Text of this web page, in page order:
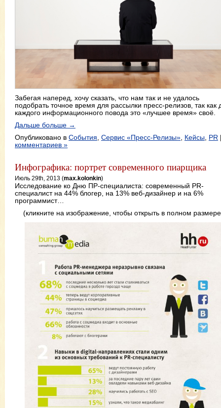
Забегая наперед, хочу сказать, что нам так и не удалось
подобрать точное время для рассылки пресс-релизов, так как
каждого информационного повода это «лучшее время» своё.
Дальше больше →
Опубликовано в События Сервис «Пресс-Релизы» Кейсы PR
комментариев »
Инфографика: портрет современного пиарщика
Июль 29th, 2013 (max.kolonkin)
Исследование ко Дню ПР-специалиста: современный PR-
специалист на 44% блогер, на 13% веб-дизайнер и на 6%
программист…
(кликните на изображение, чтобы открыть в полном